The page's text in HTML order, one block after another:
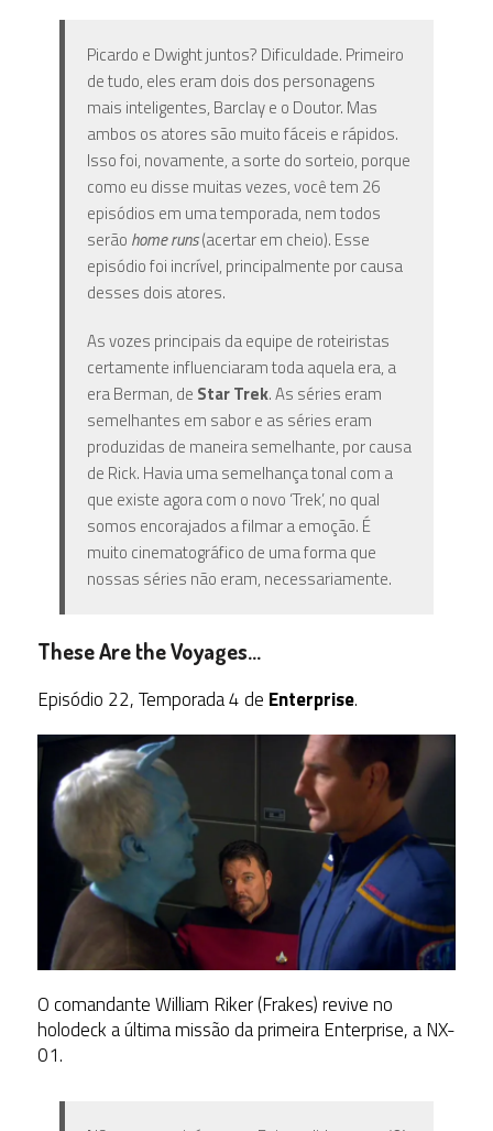
Picardo e Dwight juntos? Dificuldade. Primeiro
de tudo, eles eram dois dos personagens
mais inteligentes, Barclay e o Doutor. Mas
ambos os atores são muito fáceis e rápidos.
Isso foi, novamente, a sorte do sorteio, porque
como eu disse muitas vezes, você tem 26
episódios em uma temporada, nem todos
serão home runs(acertar em cheio). Esse
episódio foi incrível, principalmente por causa
desses dois atores.
As vozes principais da equipe de roteiristas
certamente influenciaram toda aquela era, a
era Berman, de Star Trek. As séries eram
semelhantes em sabor e as séries eram
produzidas de maneira semelhante, por causa
de Rick. Havia uma semelhança tonal com a
que existe agora com o novo ‘Trek’, no qual
somos encorajados a filmar a emoção. É
muito cinematográfico de uma forma que
nossas séries não eram, necessariamente.
These Are the Voyages…
Episódio 22, Temporada 4 de Enterprise.
O comandante William Riker (Frakes) revive no
holodeck a última missão da primeira Enterprise, a NX-
01.